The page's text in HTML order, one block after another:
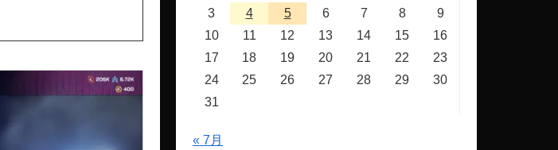
3
4 5 6 7 8
9
10
11 12 13 14 15
16
17
18 19 20 21 22
23
24
25 26 27 28 29
30
31
« 7月